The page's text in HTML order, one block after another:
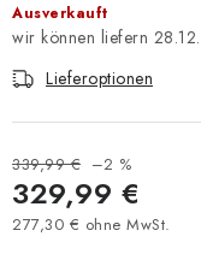
Ausverkauft
Lieferoptionen
339,99 € –2 %
329,99 €
277,30 € ohne MwSt.